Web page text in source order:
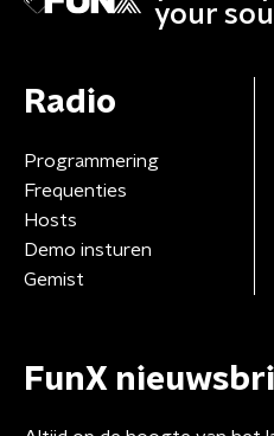
your
Radio
Programmering
Frequenties
Hosts
Demo insturen
Gemist
FunX